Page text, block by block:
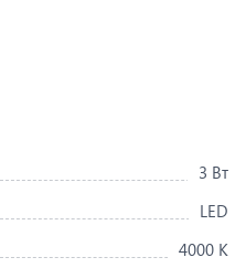
3 Вт
LED
4000 K